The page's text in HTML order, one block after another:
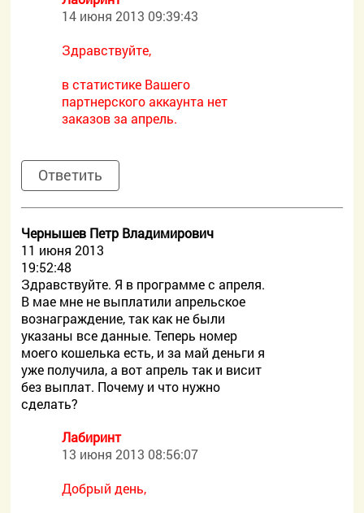
14 июня 2013 09:39:43
Здравствуйте,
в статистике Вашего
партнерского аккаунта нет
заказов за апрель.
Ответить
Чернышев Петр Владимирович
11 июня 2013
19:52:48
Здравствуйте. Я в программе с апреля.
В мае мне не выплатили апрельское
вознаграждение, так как не были
указаны все данные. Теперь номер
моего кошелька есть, и за май деньги я
уже получила, а вот апрель так и висит
без выплат. Почему и что нужно
сделать?
Лабиринт
13 июня 2013 08:56:07
Добрый день,